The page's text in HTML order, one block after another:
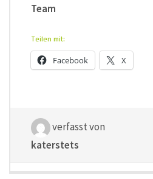
Team
Teilen mit:
Facebook X
verfasst von
katerstets